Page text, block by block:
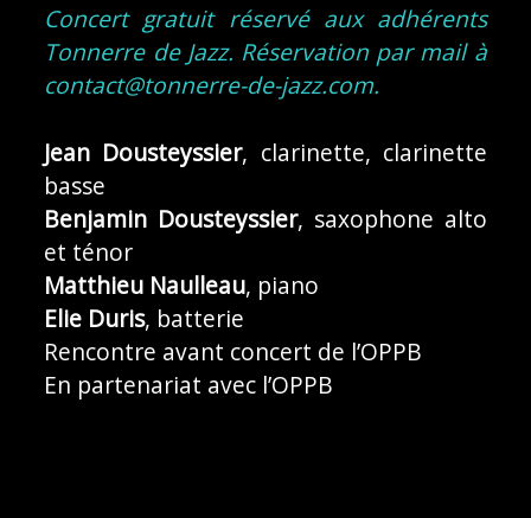
Concert gratuit réservé aux adhérents
Tonnerre de Jazz. Réservation par mail à
contact@tonnerre-de-jazz.com.
Jean Dousteyssier, clarinette, clarinette
basse
Benjamin Dousteyssier, saxophone alto
et ténor
Matthieu Naulleau, piano
Elie Duris, batterie
Rencontre avant concert de l’OPPB
En partenariat avec l’OPPB